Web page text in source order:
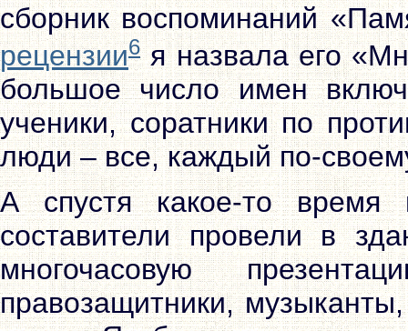
сборник воспоминаний
рецензии6я назвала его
большое число имен
ученики, соратники по
люди – все, каждый по-
А спустя какое-то время
составители провели в
многочасовую
правозащитники,